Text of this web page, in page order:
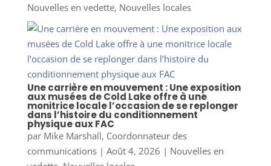
Nouvelles en vedette, Nouvelles locales
Une carrière en mouvement : Une exposition
aux musées de Cold Lake offre à une
monitrice locale l’occasion de se replonger
dans l’histoire du conditionnement
physique aux FAC
par Mike Marshall, Coordonnateur des
communications| Août 4, 2026 | Nouvelles en